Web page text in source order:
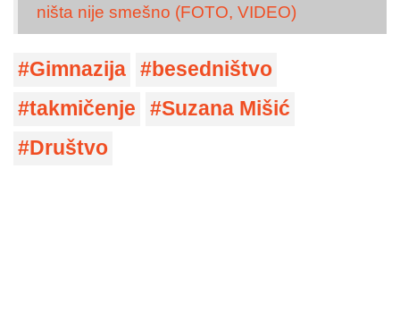
ništa nije smešno (FOTO, VIDEO)
Gimnazija
besedništvo
takmičenje
Suzana Mišić
Društvo